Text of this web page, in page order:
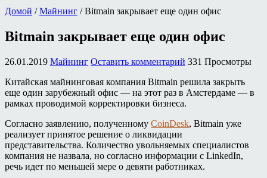
Домой / Майнинг / Bitmain закрывает еще один офис
Bitmain закрывает еще один офис
26.01.2019 Майнинг Оставить комментарий 331 Просмотры
Китайская майнинговая компания Bitmain решила закрыть
еще один зарубежный офис — на этот раз в Амстердаме — в
рамках проводимой корректировки бизнеса.
Согласно заявлению, полученному CoinDesk, Bitmain уже
реализует принятое решение о ликвидации
представительства. Количество увольняемых специалистов
компания не назвала, но согласно информации с LinkedIn,
речь идет по меньшей мере о девяти работниках.